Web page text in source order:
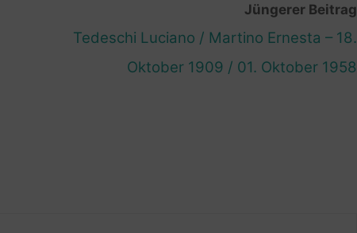
Jüngerer Beitrag
Tedeschi Luciano / Martino Ernesta – 18.
Oktober 1909 / 01. Oktober 1958